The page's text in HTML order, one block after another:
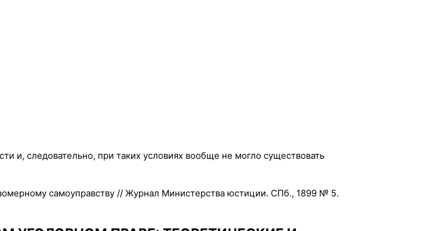
и, следовательно, при таких условиях вообще не могло существовать
самоуправству // Журнал Министерства юстиции. СПб., 1899 № 5.